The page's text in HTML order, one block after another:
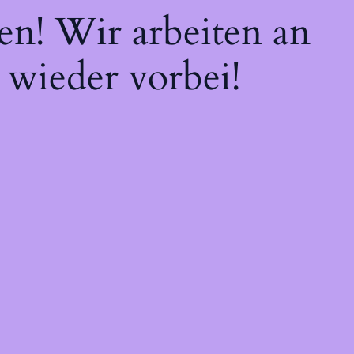
Wir arbeiten an
vorbei!